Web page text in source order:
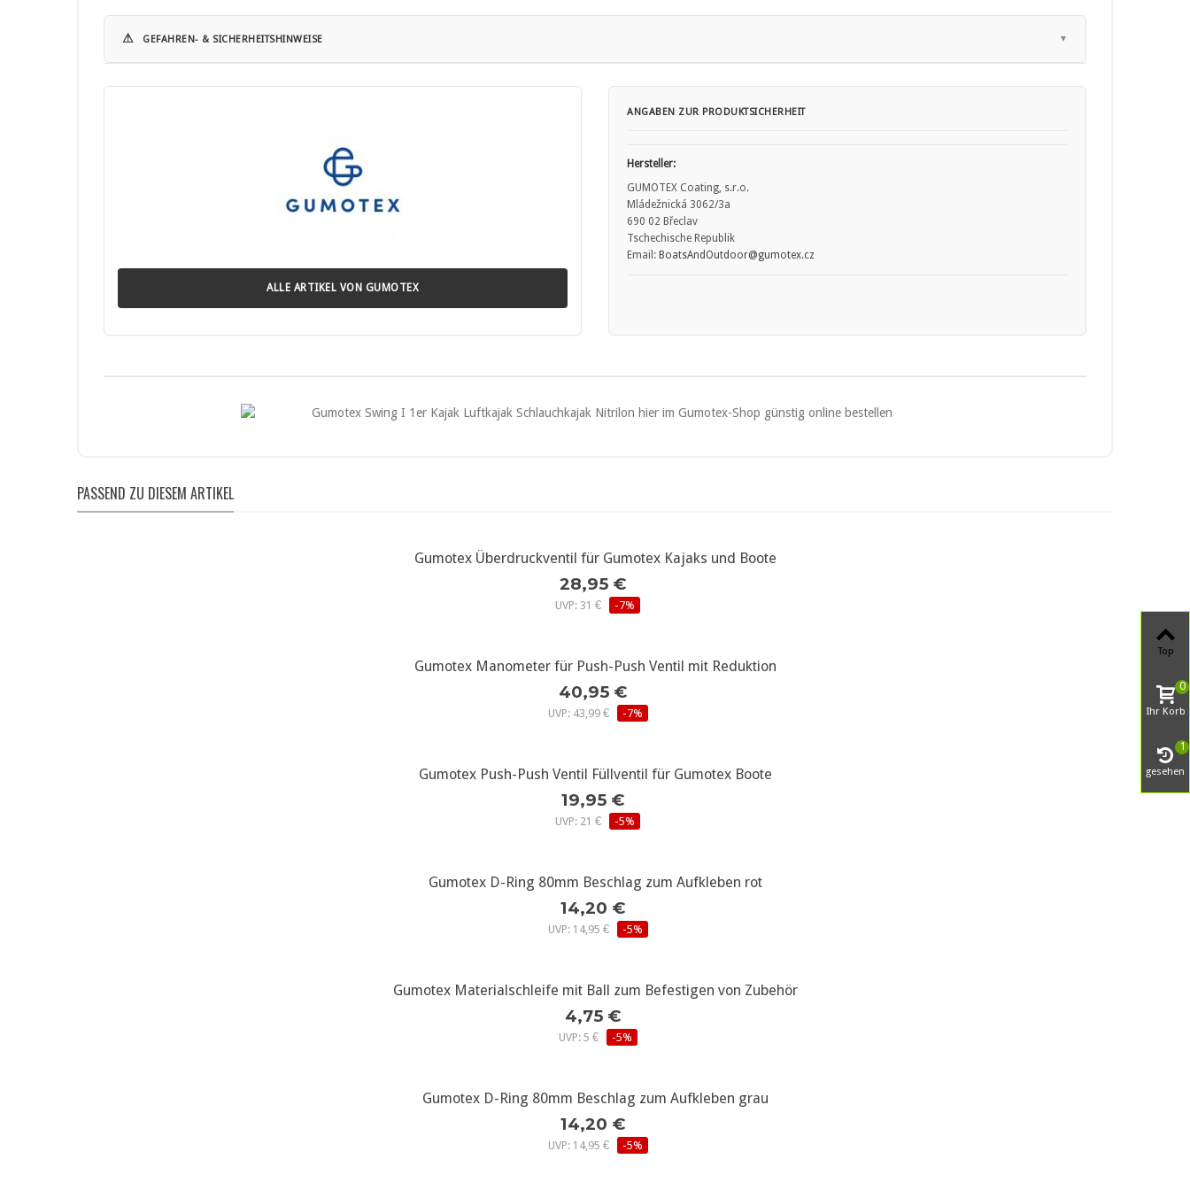
⚠ GEFAHREN- & SICHERHEITSHINWEISE
Hinweise zur Nutzung von Kajaks:
• Prüfen Sie das Kajak vor jeder Nutzung auf Schäden, Undichtigkeiten oder Materialverschleiß.
• Nutzen Sie das Kajak nicht bei starkem Wind, Strömungen oder ungeeigneten Wetterbedingungen.
• Das Produkt ist nicht für Wildwasser geeignet, sofern dies nicht ausdrücklich vom Hersteller freigegeben ist.
• Achten Sie darauf, das Kajak korrekt aufzupumpen und die empfohlenen Druckwerte einzuhalten.
• Lesen Sie vor der Nutzung die vollständige Bedienungsanleitung des Herstellers.
• Reizt Haut und Augen, kann Schläfrigkeit verursachen und ist schädlich für Wasserorganismen.
• Bei Hautkontakt kontaminierte Kleidung entfernen und Haut gründlich reinigen.
ALLE ARTIKEL VON GUMOTEX
ANGABEN ZUR PRODUKTSICHERHEIT
Hersteller:
GUMOTEX Coating, s.r.o.
Mládežnická 3062/3a
690 02 Břeclav
Tschechische Republik
Email: BoatsAndOutdoor@gumotex.cz
PASSEND ZU DIESEM ARTIKEL
weitere Infos...
Gumotex Überdruckventil für Gumotex Kajaks und Boote
28,95 €
UVP: 31 € -7%
weitere Infos...
Gumotex Manometer für Push-Push Ventil mit Reduktion
40,95 €
UVP: 43,99 € -7%
weitere Infos...
Gumotex Push-Push Ventil Füllventil für Gumotex Boote
19,95 €
UVP: 21 € -5%
weitere Infos...
Gumotex D-Ring 80mm Beschlag zum Aufkleben rot
14,20 €
UVP: 14,95 € -5%
weitere Infos...
Gumotex Materialschleife mit Ball zum Befestigen von Zubehör
4,75 €
UVP: 5 € -5%
weitere Infos...
Gumotex D-Ring 80mm Beschlag zum Aufkleben grau
14,20 €
UVP: 14,95 € -5%
Top
Ihr Korb
0
gesehen
1